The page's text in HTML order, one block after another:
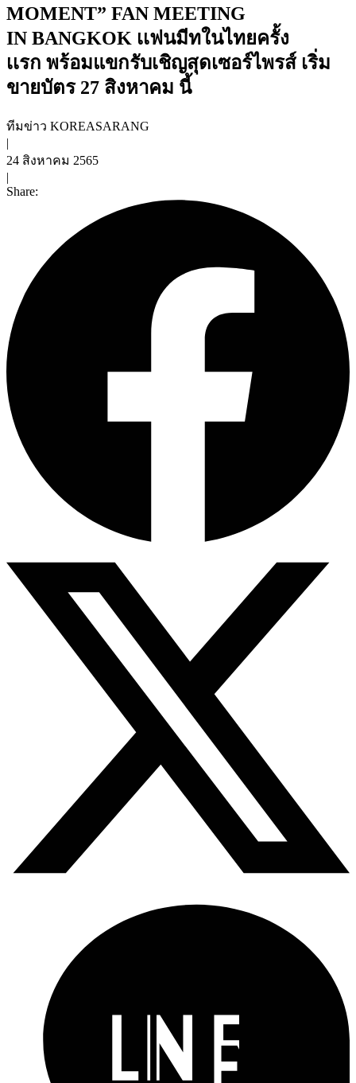
MOMENT” FAN MEETING
IN BANGKOK เเฟนมีทในไทยครั้ง
เเรก พร้อมแขกรับเชิญสุดเซอร์ไพรส์ เริ่ม
ขายบัตร 27 สิงหาคม นี้
ทีมข่าว KOREASARANG
|
24 สิงหาคม 2565
|
Share: